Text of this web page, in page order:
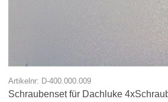
Artikelnr: D-400.000.009
Schraubenset für Dachluke